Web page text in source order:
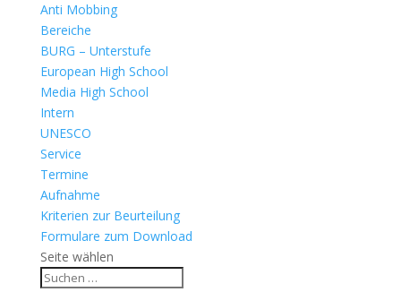
Anti Mobbing
Bereiche
BURG – Unterstufe
European High School
Media High School
Intern
UNESCO
Service
Termine
Aufnahme
Kriterien zur Beurteilung
Formulare zum Download
Seite wählen